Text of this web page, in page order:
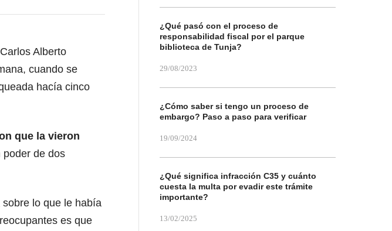
Alberto
cuando se
hacía cinco
que la vieron
poder de dos
lo que le había
es que
¿Qué pasó con el proceso de
responsabilidad fiscal por el parque
biblioteca de Tunja?
29/08/2023
¿Cómo saber si tengo un proceso de
embargo? Paso a paso para verificar
19/09/2024
¿Qué significa infracción C35 y cuánto
cuesta la multa por evadir este trámite
importante?
13/02/2025